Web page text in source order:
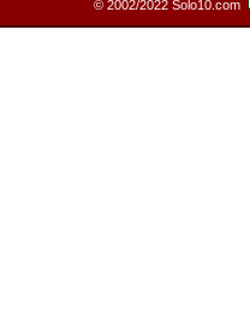
© 2002/2022 Solo10.com